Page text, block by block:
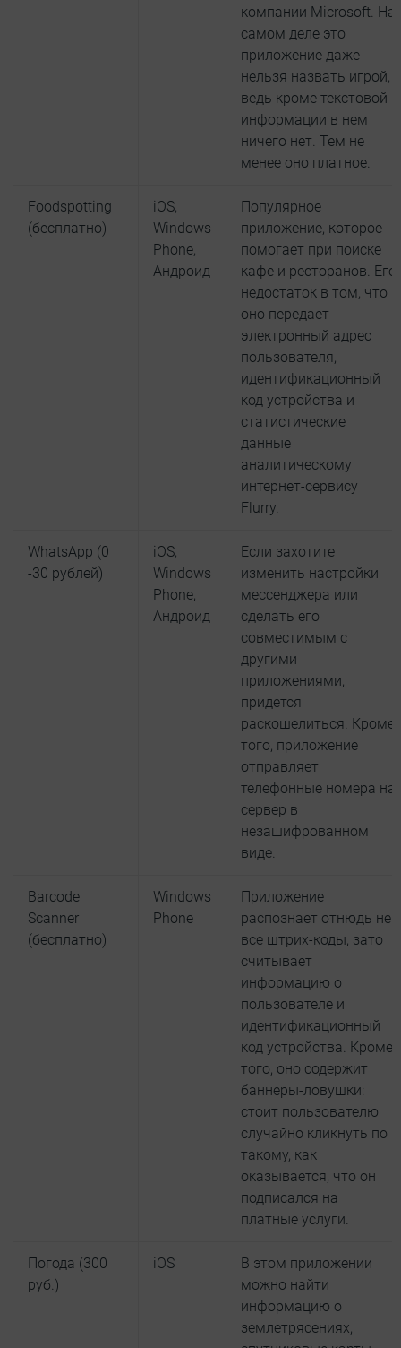
компании Microsoft. На
самом деле это
приложение даже
нельзя назвать игрой,
ведь кроме текстовой
информации в нем
ничего нет. Тем не
менее оно платное.
Foodspotting
(бесплатно)
iOS,
Windows
Phone,
Андроид
Популярное
приложение, которое
помогает при поиске
кафе и ресторанов. Его
недостаток в том, что
оно передает
электронный адрес
пользователя,
идентификационный
код устройства и
статистические
данные
аналитическому
интернет-сервису
Flurry.
WhatsApp (0
-30 рублей)
iOS,
Windows
Phone,
Андроид
Если захотите
изменить настройки
мессенджера или
сделать его
совместимым с
другими
приложениями,
придется
раскошелиться. Кроме
того, приложение
отправляет
телефонные номера на
сервер в
незашифрованном
виде.
Barcode
Scanner
(бесплатно)
Windows
Phone
Приложение
распознает отнюдь не
все штрих-коды, зато
считывает
информацию о
пользователе и
идентификационный
код устройства. Кроме
того, оно содержит
баннеры-ловушки:
стоит пользователю
случайно кликнуть по
такому, как
оказывается, что он
подписался на
платные услуги.
Погода (300
руб.)
iOS
В этом приложении
можно найти
информацию о
землетрясениях,